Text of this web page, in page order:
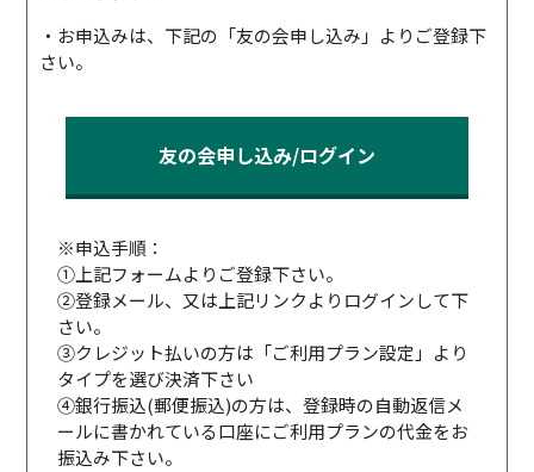
・お申込みは、下記の「友の会申し込み」よりご登録下
さい。
友の会申し込み/ログイン
※申込手順：
①上記フォームよりご登録下さい。
②登録メール、又は上記リンクよりログインして下
さい。
③クレジット払いの方は「ご利用プラン設定」より
タイプを選び決済下さい
④銀行振込(郵便振込)の方は、登録時の自動返信メ
ールに書かれている口座にご利用プランの代金をお
振込み下さい。